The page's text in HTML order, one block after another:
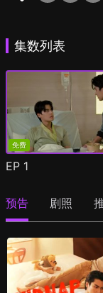
集数列表
免费
EP 1
预告 剧照